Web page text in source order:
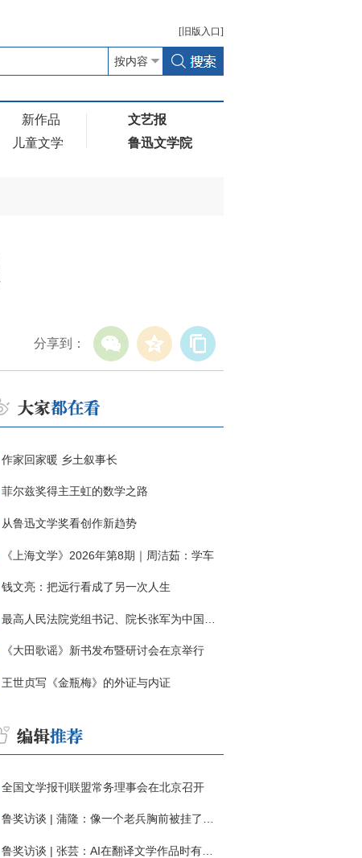
[ 旧版 入口]
新作品
儿童文学
文艺报
鲁迅文学院
分享到：
作家回家暖 乡土叙事长
菲尔兹奖得主王虹的数学之路
从鲁迅文学奖看创作新趋势
《上海文学》2026年第8期｜周洁茹：学车
钱文亮：把远行看成了另一次人生
最高人民法院党组书记、院长张军为中国作协干部大讲堂授课
《大田歌谣》新书发布暨研讨会在京举行
王世贞写《金瓶梅》的外证与内证
全国文学报刊联盟常务理事会在北京召开
鲁奖访谈 | 蒲隆：像一个老兵胸前被挂了一枚“红色英勇勋章”
鲁奖访谈 | 张芸：AI在翻译文学作品时有明显局限